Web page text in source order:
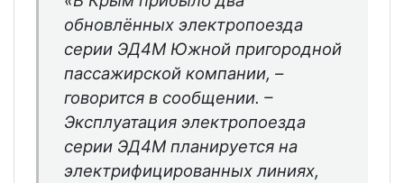
обновлённых электропоезда
серии ЭД4М Южной пригородной
пассажирской компании, –
говорится в сообщении. –
Эксплуатация электропоезда
серии ЭД4М планируется на
электрифицированных линиях,